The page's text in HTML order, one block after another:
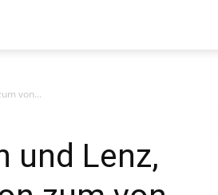
von...
und Lenz,